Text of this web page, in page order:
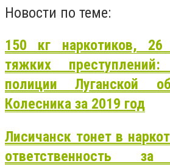
Новости по теме:
150 кг наркотиков,
тяжких
полиции Луганской
Колесника за 2019 год
Лисичанск тонет в
ответственность за